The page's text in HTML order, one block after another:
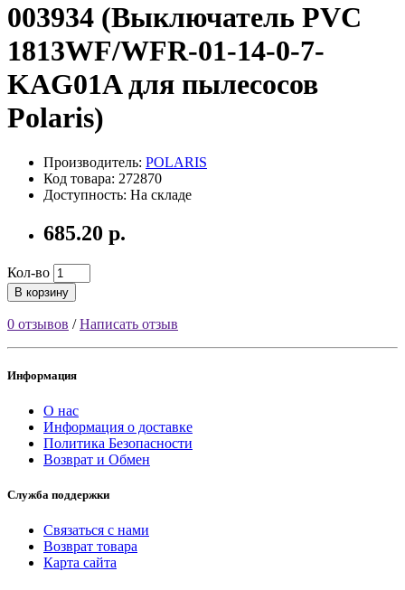
003934 (Выключатель PVC
1813WF/WFR-01-14-0-7-
KAG01A для пылесосов
Polaris)
Производитель: POLARIS
Код товара: 272870
Доступность: На складе
685.20 р.
Кол-во
В корзину
0 отзывов /Написать отзыв
Информация
О нас
Информация о доставке
Политика Безопасности
Возврат и Обмен
Служба поддержки
Связаться с нами
Возврат товара
Карта сайта